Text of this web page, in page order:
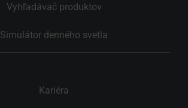
Vyhľadávač produktov
Simulátor denného svetla
Kariéra